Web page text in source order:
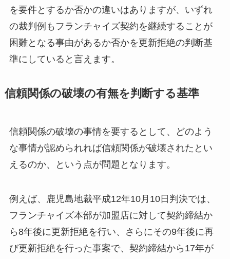
を要件とするか否かの違いはありますが、いずれ
の裁判例もフランチャイズ契約を継続することが
困難となる事由があるか否かを更新拒絶の判断基
準にしていると言えます。
信頼関係の破壊の有無を判断する基準
信頼関係の破壊の事情を要するとして、どのよう
な事情が認められれば信頼関係が破壊されたとい
えるのか、という点が問題となります。
例えば、鹿児島地裁平成12年10月10日判決では、
フランチャイズ本部が加盟店に対して契約締結か
ら8年後に更新拒絶を行い、さらにその9年後に再
び更新拒絶を行った事案で、契約締結から17年が